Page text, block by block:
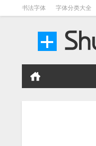
书法字体 字体分类大全